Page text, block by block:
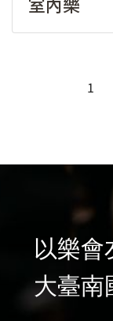
1
以樂會
大臺南